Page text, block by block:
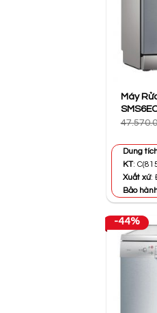
Máy
Dung
KT:
Xuất xứ:
Bảo
-44%